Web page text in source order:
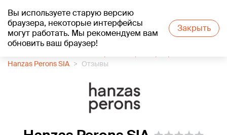
Вы используете старую версию
браузера, некоторые интерфейсы
могут работать. Мы рекомендуем вам
обновить ваш браузер!
Закрыть
+20°C
Hanzas Perons SIA
Отзывы